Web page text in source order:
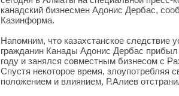
канадский бизнесмен Адонис Дербас,
Казинформа.
Напомним, что казахстанское следствие
гражданин Канады Адонис Дербас прибыл
году и занялся совместным бизнесом с
Спустя некоторое время, злоупотребляя
положением и влиянием, Р.Алиев